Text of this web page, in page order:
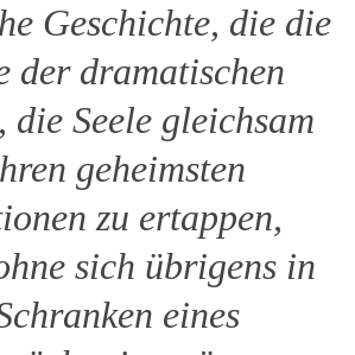
Geschichte, die die
der dramatischen
die Seele gleichsam
geheimsten
zu ertappen,
sich übrigens in
eines